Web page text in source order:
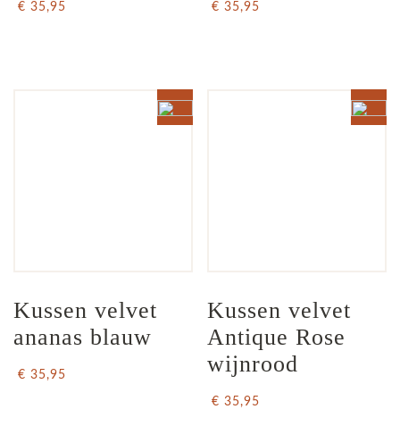
€ 35,95 € 35,95
Kussen velvet
ananas blauw
€ 35,95
Kussen velvet
Antique Rose
wijnrood
€ 35,95